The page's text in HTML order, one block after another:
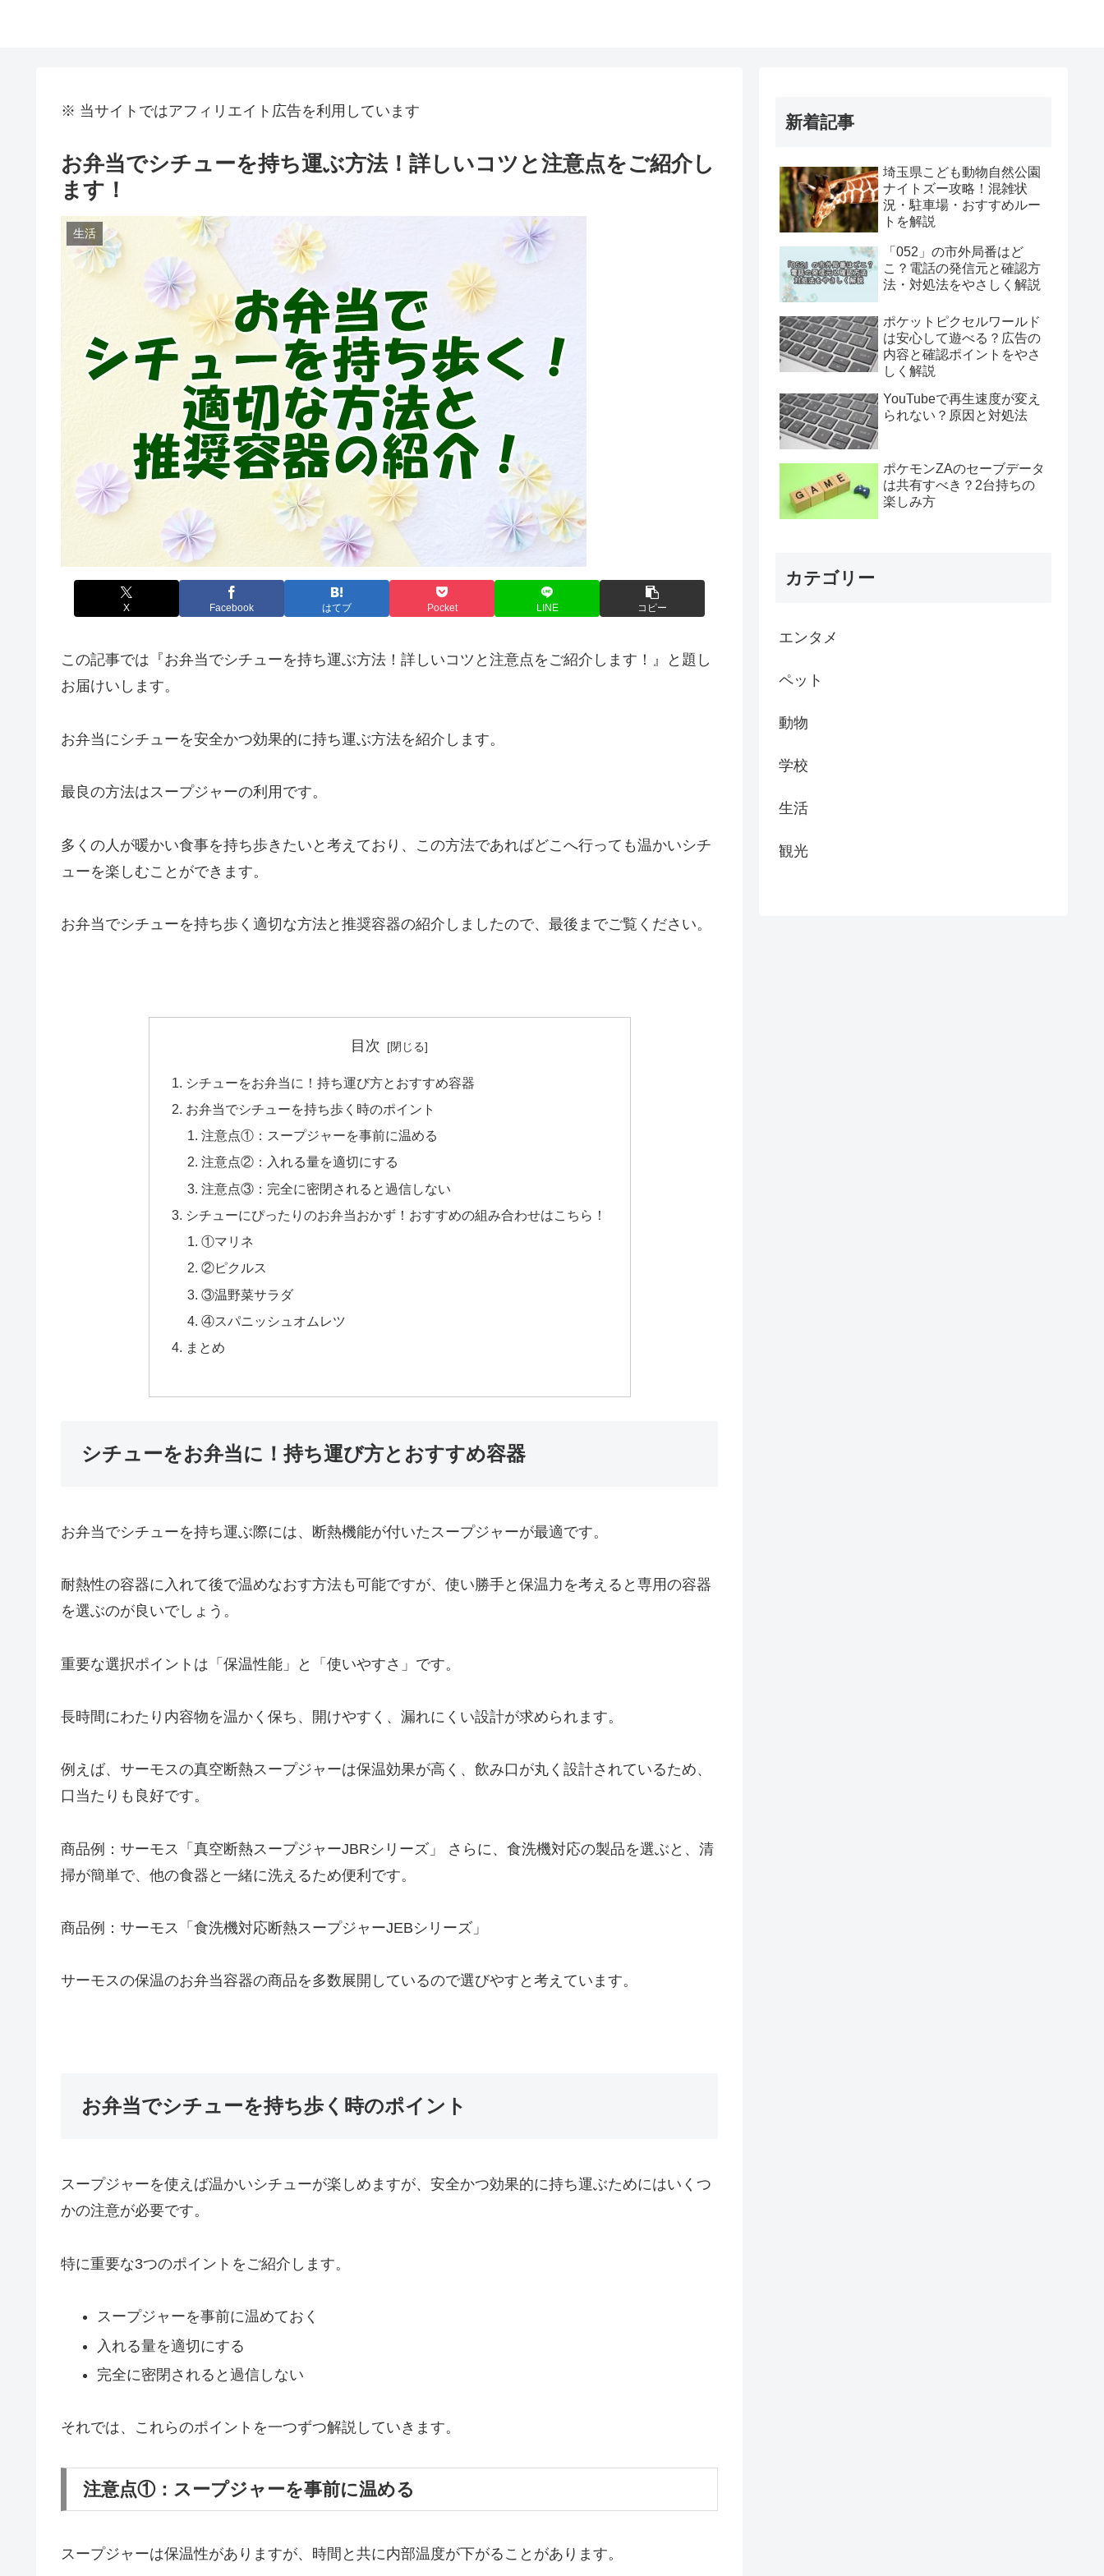
※ 当サイトではアフィリエイト広告を利用しています
お弁当でシチューを持ち運ぶ方法！詳しいコツと注意点をご紹介し
ます！
生活
X Facebook はてブ Pocket LINE コピー
この記事では『お弁当でシチューを持ち運ぶ方法！詳しいコツと注意点をご紹介します！』と題し
お届けいします。
お弁当にシチューを安全かつ効果的に持ち運ぶ方法を紹介します。
最良の方法はスープジャーの利用です。
多くの人が暖かい食事を持ち歩きたいと考えており、この方法であればどこへ行っても温かいシチ
ューを楽しむことができます。
お弁当でシチューを持ち歩く適切な方法と推奨容器の紹介しましたので、最後までご覧ください。
目次
シチューをお弁当に！持ち運び方とおすすめ容器
お弁当でシチューを持ち歩く時のポイント
注意点①：スープジャーを事前に温める
注意点②：入れる量を適切にする
注意点③：完全に密閉されると過信しない
シチューにぴったりのお弁当おかず！おすすめの組み合わせはこちら！
①マリネ
②ピクルス
③温野菜サラダ
④スパニッシュオムレツ
まとめ
シチューをお弁当に！持ち運び方とおすすめ容器
お弁当でシチューを持ち運ぶ際には、断熱機能が付いたスープジャーが最適です。
耐熱性の容器に入れて後で温めなおす方法も可能ですが、使い勝手と保温力を考えると専用の容器
を選ぶのが良いでしょう。
重要な選択ポイントは「保温性能」と「使いやすさ」です。
長時間にわたり内容物を温かく保ち、開けやすく、漏れにくい設計が求められます。
例えば、サーモスの真空断熱スープジャーは保温効果が高く、飲み口が丸く設計されているため、
口当たりも良好です。
商品例：サーモス「真空断熱スープジャーJBRシリーズ」 さらに、食洗機対応の製品を選ぶと、清
掃が簡単で、他の食器と一緒に洗えるため便利です。
商品例：サーモス「食洗機対応断熱スープジャーJEBシリーズ」
サーモスの保温のお弁当容器の商品を多数展開しているので選びやすと考えています。
お弁当でシチューを持ち歩く時のポイント
スープジャーを使えば温かいシチューが楽しめますが、安全かつ効果的に持ち運ぶためにはいくつ
かの注意が必要です。
特に重要な3つのポイントをご紹介します。
スープジャーを事前に温めておく
入れる量を適切にする
完全に密閉されると過信しない
それでは、これらのポイントを一つずつ解説していきます。
注意点①：スープジャーを事前に温める
スープジャーは保温性がありますが、時間と共に内部温度が下がることがあります。
新着記事
埼玉県こども動物自然公園
ナイトズー攻略！混雑状
況・駐車場・おすすめルー
トを解説
「052」の市外局番はど
こ？電話の発信元と確認方
法・対処法をやさしく解説
ポケットピクセルワールド
は安心して遊べる？広告の
内容と確認ポイントをやさ
しく解説
YouTubeで再生速度が変え
られない？原因と対処法
ポケモンZAのセーブデータ
は共有すべき？2台持ちの
楽しみ方
カテゴリー
エンタメ
ペット
動物
学校
生活
観光